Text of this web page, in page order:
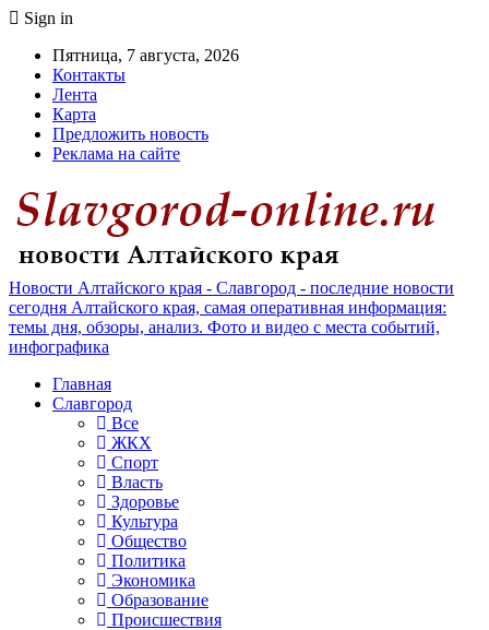
Sign in
Пятница, 7 августа, 2026
Контакты
Лента
Карта
Предложить новость
Реклама на сайте
Новости Алтайского края - Славгород - последние новости
сегодня Алтайского края, самая оперативная информация:
темы дня, обзоры, анализ. Фото и видео с места событий,
инфографика
Главная
Славгород
Все
ЖКХ
Спорт
Власть
Здоровье
Культура
Общество
Политика
Экономика
Образование
Происшествия